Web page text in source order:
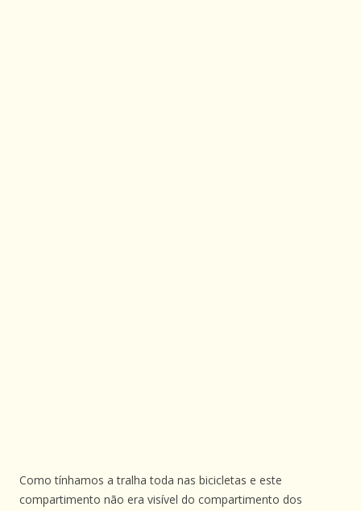
Como tínhamos a tralha toda nas bicicletas e este
compartimento não era visível do compartimento dos